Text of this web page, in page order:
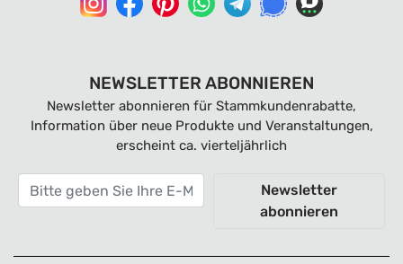
NEWSLETTER ABONNIEREN
Newsletter abonnieren für Stammkundenrabatte,
Information über neue Produkte und Veranstaltungen,
erscheint ca. vierteljährlich
Newsletter
abonnieren